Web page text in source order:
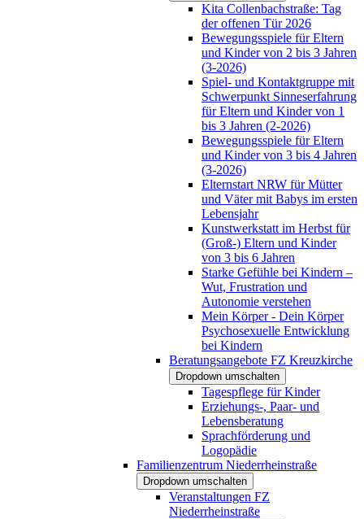
Kita Collenbachstraße: Tag
der offenen Tür 2026
Bewegungsspiele für Eltern
und Kinder von 2 bis 3 Jahren
(3-2026)
Spiel- und Kontaktgruppe mit
Schwerpunkt Sinneserfahrung
für Eltern und Kinder von 1
bis 3 Jahren (2-2026)
Bewegungsspiele für Eltern
und Kinder von 3 bis 4 Jahren
(3-2026)
Elternstart NRW für Mütter
und Väter mit Babys im ersten
Lebensjahr
Kunstwerkstatt im Herbst für
(Groß-) Eltern und Kinder
von 3 bis 6 Jahren
Starke Gefühle bei Kindern –
Wut, Frustration und
Autonomie verstehen
Mein Körper - Dein Körper
Psychosexuelle Entwicklung
bei Kindern
Beratungsangebote FZ Kreuzkirche
Dropdown umschalten
Tagespflege für Kinder
Erziehungs-, Paar- und
Lebensberatung
Sprachförderung und
Logopädie
Familienzentrum Niederrheinstraße
Dropdown umschalten
Veranstaltungen FZ
Niederrheinstraße